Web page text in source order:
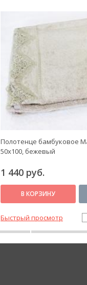
Полотенце бамбуковое
50х100, бежевый
1 440 руб.
В КОРЗИНУ
Быстрый просмотр